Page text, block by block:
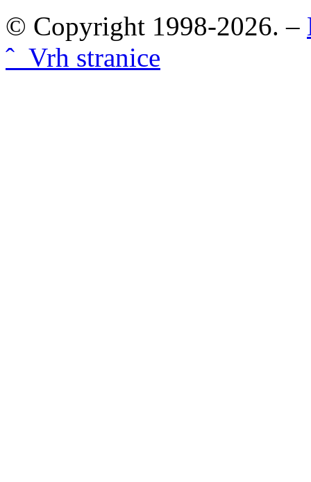
© Copyright 1998-2026. –
ˆ Vrh stranice